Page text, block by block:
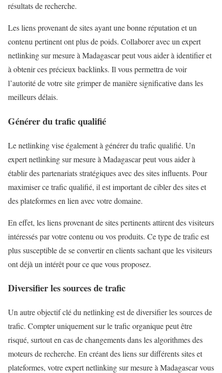
résultats de recherche.
Les liens provenant de sites ayant une bonne réputation et un
contenu pertinent ont plus de poids. Collaborer avec un expert
netlinking sur mesure à Madagascar peut vous aider à identifier et
à obtenir ces précieux backlinks. Il vous permettra de voir
l’autorité de votre site grimper de manière significative dans les
meilleurs délais.
Générer du trafic qualifié
Le netlinking vise également à générer du trafic qualifié. Un
expert netlinking sur mesure à Madagascar peut vous aider à
établir des partenariats stratégiques avec des sites influents. Pour
maximiser ce trafic qualifié, il est important de cibler des sites et
des plateformes en lien avec votre domaine.
En effet, les liens provenant de sites pertinents attirent des visiteurs
intéressés par votre contenu ou vos produits. Ce type de trafic est
plus susceptible de se convertir en clients sachant que les visiteurs
ont déjà un intérêt pour ce que vous proposez.
Diversifier les sources de trafic
Un autre objectif clé du netlinking est de diversifier les sources de
trafic. Compter uniquement sur le trafic organique peut être
risqué, surtout en cas de changements dans les algorithmes des
moteurs de recherche. En créant des liens sur différents sites et
plateformes, votre expert netlinking sur mesure à Madagascar vous